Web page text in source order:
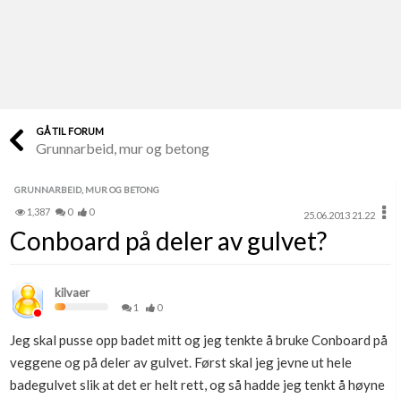
Finn håndverkere
Papirer som mangler
Skaff dokumentasjon som mangler
Kundeservice
Få svar på det du lurer på
Kom i gang med Boligmappa
Se din bolig? Klikk her
GÅ TIL FORUM
Grunnarbeid, mur og betong
GRUNNARBEID, MUR OG BETONG
1,387 0 0 25.06.2013 21.22
Conboard på deler av gulvet?
kilvaer
1 0
Jeg skal pusse opp badet mitt og jeg tenkte å bruke Conboard på
veggene og på deler av gulvet. Først skal jeg jevne ut hele
badegulvet slik at det er helt rett, og så hadde jeg tenkt å høyne